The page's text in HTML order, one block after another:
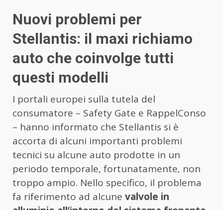
Nuovi problemi per
Stellantis: il maxi richiamo
auto che coinvolge tutti
questi modelli
I portali europei sulla tutela del
consumatore – Safety Gate e RappelConso
– hanno informato che Stellantis si è
accorta di alcuni importanti problemi
tecnici su alcune auto prodotte in un
periodo temporale, fortunatamente, non
troppo ampio. Nello specifico, il problema
fa riferimento ad alcune valvole in